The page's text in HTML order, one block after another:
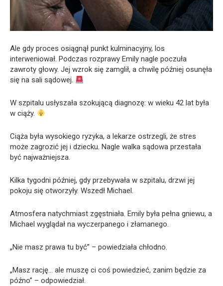
Ale gdy proces osiągnął punkt kulminacyjny, los
interweniował. Podczas rozprawy Emily nagle poczuła
zawroty głowy. Jej wzrok się zamglił, a chwilę później osunęła
się na sali sądowej.
W szpitalu usłyszała szokującą diagnozę: w wieku 42 lat była
w ciąży.
Ciąża była wysokiego ryzyka, a lekarze ostrzegli, że stres
może zagrozić jej i dziecku. Nagle walka sądowa przestała
być najważniejsza.
Kilka tygodni później, gdy przebywała w szpitalu, drzwi jej
pokoju się otworzyły. Wszedł Michael.
Atmosfera natychmiast zgęstniała. Emily była pełna gniewu, a
Michael wyglądał na wyczerpanego i złamanego.
„Nie masz prawa tu być” – powiedziała chłodno.
„Masz rację… ale muszę ci coś powiedzieć, zanim będzie za
późno” – odpowiedział.